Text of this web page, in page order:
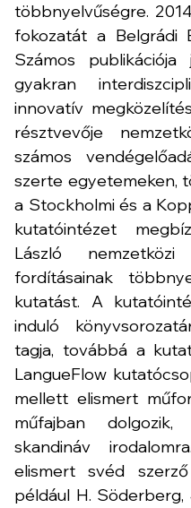
többnyelvűségre.
fokozatát a Belgrádi
Számos
gyakran
innovatív
résztvevője
számos
szerte egyetemeken,
a Stockholmi és a
kutatóintézet
László
fordításainak
kutatást. A
induló
tagja, továbbá a
LangueFlow
mellett elismert
műfajban
skandináv
elismert svéd
például H.